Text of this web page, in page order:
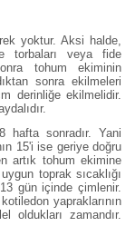
yoktur. Aksi halde,
torbaları veya fide
tohum ekiminin
sonra ekilmeleri
derinliğe ekilmelidir.
hafta sonradır. Yani
15'i ise geriye doğru
artık tohum ekimine
toprak sıcaklığı
gün içinde çimlenir.
yapraklarının
oldukları zamandır.